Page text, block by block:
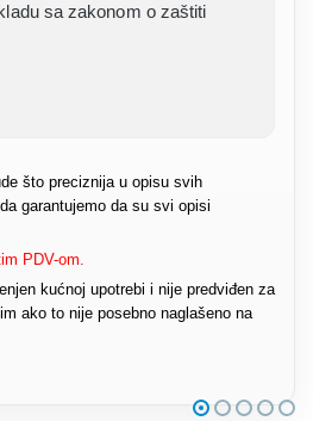
sa zakonom o zaštiti
što preciznija u opisu svih
garantujemo da su svi opisi
PDV-om.
kućnoj upotrebi i nije predviđen za
ako to nije posebno naglašeno na